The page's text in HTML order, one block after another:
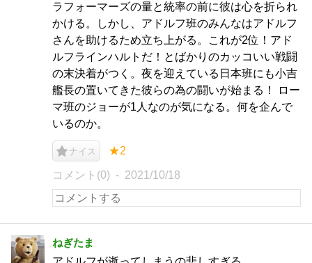
ラフォーマーズの量と統率の前に彼は心を折られ
かける。しかし、アドルフ班のみんなはアドルフ
さんを助けるため立ち上がる。これが2位！アド
ルフラインハルトだ！とばかりのカッコいい戦闘
の末決着がつく。夜を迎えている日本班にも小吉
艦長の置いてきた彼らの為の闘いが始まる！ ロー
マ班のジョーが1人なのが気になる。何を企んで
いるのか。
ナイス ★2
コメント(0) 2021/10/18
ねぎたま